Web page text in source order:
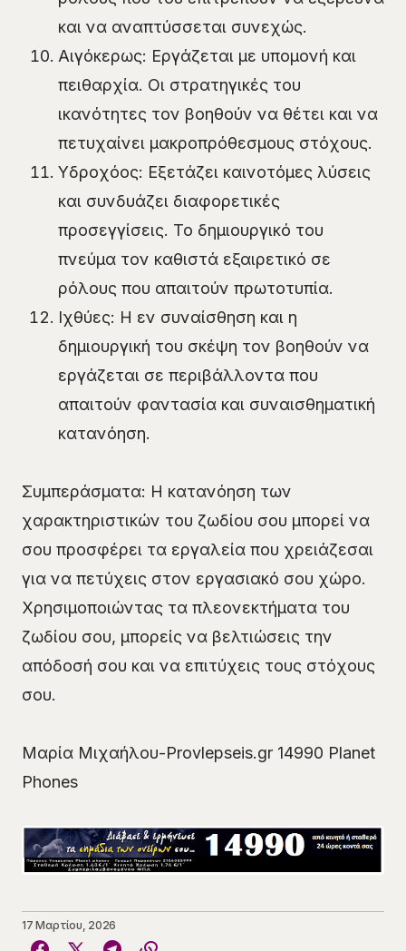
και να αναπτύσσεται συνεχώς.
Αιγόκερως: Εργάζεται με υπομονή και
πειθαρχία. Οι στρατηγικές του
ικανότητες τον βοηθούν να θέτει και να
πετυχαίνει μακροπρόθεσμους στόχους.
Υδροχόος: Εξετάζει καινοτόμες λύσεις
και συνδυάζει διαφορετικές
προσεγγίσεις. Το δημιουργικό του
πνεύμα τον καθιστά εξαιρετικό σε
ρόλους που απαιτούν πρωτοτυπία.
Ιχθύες: Η εν συναίσθηση και η
δημιουργική του σκέψη τον βοηθούν να
εργάζεται σε περιβάλλοντα που
απαιτούν φαντασία και συναισθηματική
κατανόηση.
Συμπεράσματα: Η κατανόηση των
χαρακτηριστικών του ζωδίου σου μπορεί να
σου προσφέρει τα εργαλεία που χρειάζεσαι
για να πετύχεις στον εργασιακό σου χώρο.
Χρησιμοποιώντας τα πλεονεκτήματα του
ζωδίου σου, μπορείς να βελτιώσεις την
απόδοσή σου και να επιτύχεις τους στόχους
σου.
Μαρία Μιχαήλου-Provlepseis.gr 14990 Planet
Phones
17 Μαρτίου, 2026